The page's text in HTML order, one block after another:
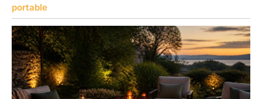
portable